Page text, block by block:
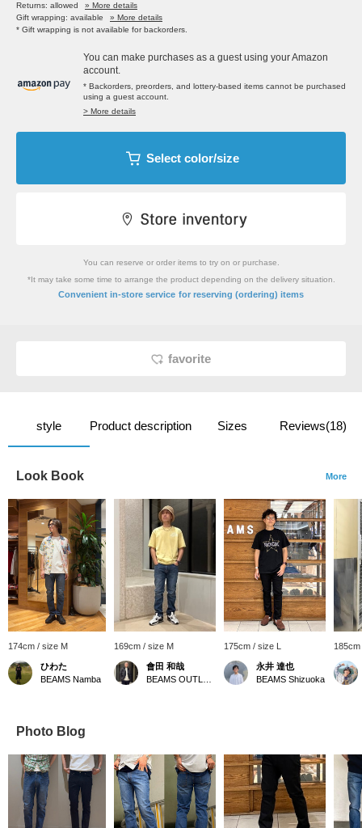
Returns: allowed
» More details
Gift wrapping: available
» More details
* Gift wrapping is not available for backorders.
You can make purchases as a guest using your Amazon
account.
* Backorders, preorders, and lottery-based items cannot be purchased
using a guest account.
> More details
Select color/size
You can reserve or order items to try on or purchase.
*It may take some time to arrange the product depending on the delivery situation.
Convenient in-store service for reserving (ordering) items
favorite
style Product description Sizes Reviews(18)
Look Book More
174cm / size M
ひわた
BEAMS Namba
169cm / size M
會田 和哉
175cm / size L
永井 達也
BEAMS Shizuoka
Photo Blog